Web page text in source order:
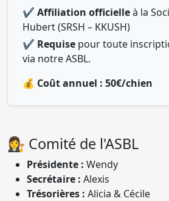
✔ Affiliation officielleà la
Hubert (SRSH – KKUSH)
✔ Requise pour toute
via notre ASBL.
💰 Coût annuel : 50€/chien
👩‍⚖️ Comité de l'ASBL
Présidente : Wendy
Secrétaire : Alexis
Trésorières : Alicia & Cécile